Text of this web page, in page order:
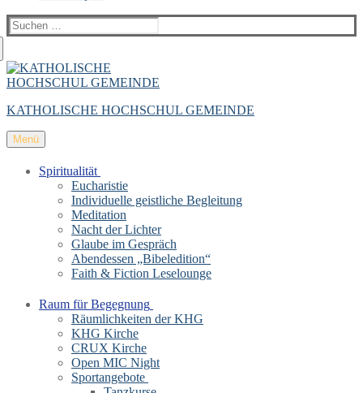
Suchen
nach:
KATHOLISCHE HOCHSCHUL GEMEINDE
Menü
Spiritualität
Eucharistie
Individuelle geistliche Begleitung
Meditation
Nacht der Lichter
Glaube im Gespräch
Abendessen „Bibeledition“
Faith & Fiction Leselounge
Raum für Begegnung
Räumlichkeiten der KHG
KHG Kirche
CRUX Kirche
Open MIC Night
Sportangebote